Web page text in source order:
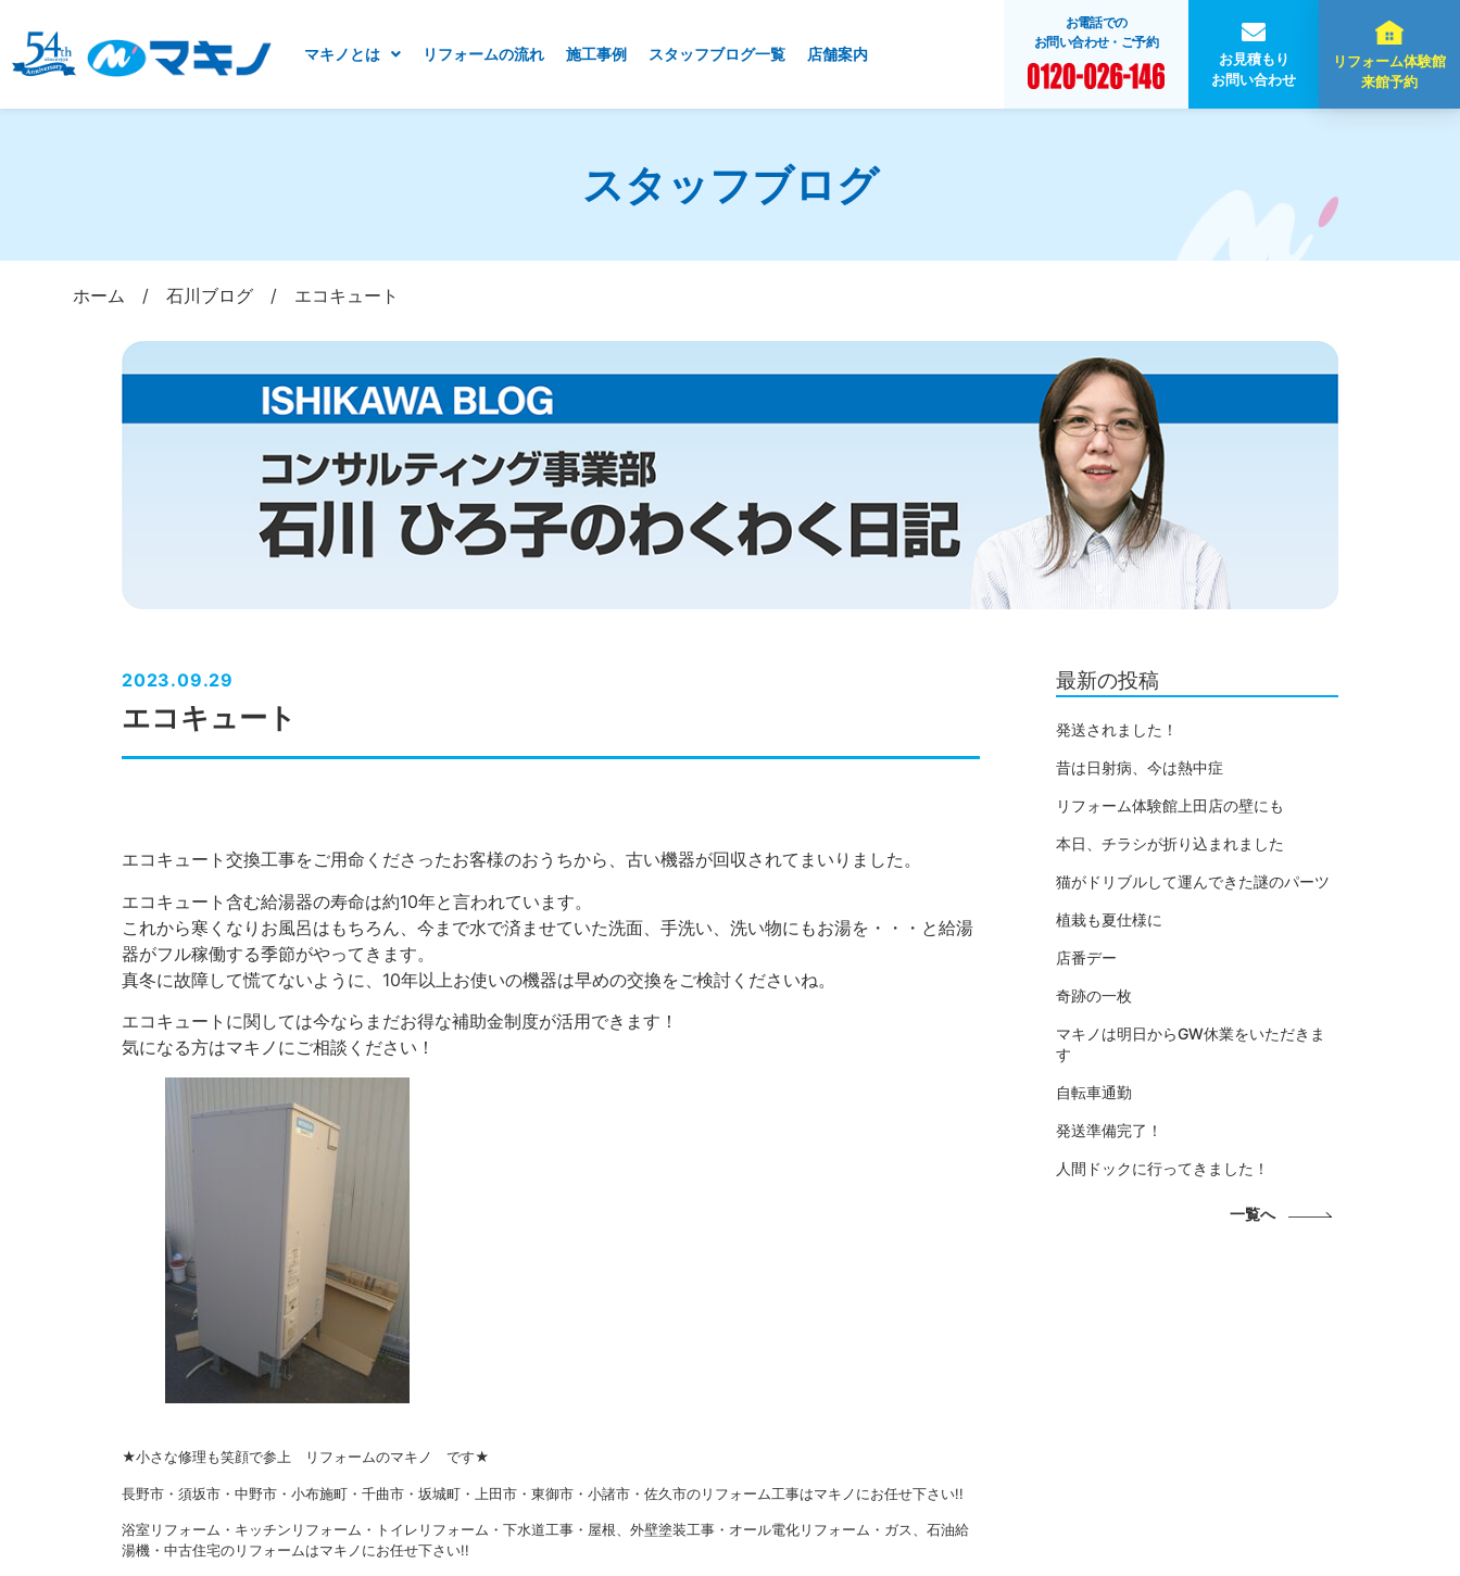
マキノとは リフォームの流れ 施工事例 スタッフブログ一覧 店舗案内
お電話での
お問い合わせ・ご予約
お見積もり
お問い合わせ
リフォーム体験館
来館予約
スタッフブログ
ホーム /石川ブログ / エコキュート
2023.09.29
エコキュート
エコキュート交換工事をご用命くださったお客様のおうちから、古い機器が回収されてまいりました。
エコキュート含む給湯器の寿命は約10年と言われています。
これから寒くなりお風呂はもちろん、今まで水で済ませていた洗面、手洗い、洗い物にもお湯を・・・と給湯
器がフル稼働する季節がやってきます。
真冬に故障して慌てないように、10年以上お使いの機器は早めの交換をご検討くださいね。
エコキュートに関しては今ならまだお得な補助金制度が活用できます！
気になる方はマキノにご相談ください！
★小さな修理も笑顔で参上 リフォームのマキノ です★
長野市・須坂市・中野市・小布施町・千曲市・坂城町・上田市・東御市・小諸市・佐久市のリフォーム工事はマキノにお任せ下さい!!
浴室リフォーム・キッチンリフォーム・トイレリフォーム・下水道工事・屋根、外壁塗装工事・オール電化リフォーム・ガス、石油給
湯機・中古住宅のリフォームはマキノにお任せ下さい!!
最新の投稿
発送されました！
昔は日射病、今は熱中症
リフォーム体験館上田店の壁にも
本日、チラシが折り込まれました
猫がドリブルして運んできた謎のパーツ
植栽も夏仕様に
店番デー
奇跡の一枚
マキノは明日からGW休業をいただきま
す
自転車通勤
発送準備完了！
人間ドックに行ってきました！
一覧へ